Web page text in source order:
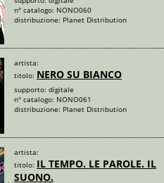
n° catalogo: NONO060
distribuzione: Planet Distribution
artista:
titolo: NERO SU BIANCO
supporto: digitale
n° catalogo: NONO061
distribuzione: Planet Distribution
artista:
titolo: IL TEMPO. LE PAROLE. IL
SUONO.